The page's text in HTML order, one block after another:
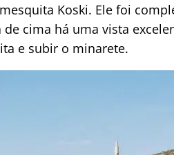
Koski. Ele foi
cima há uma vista
e subir o minarete.